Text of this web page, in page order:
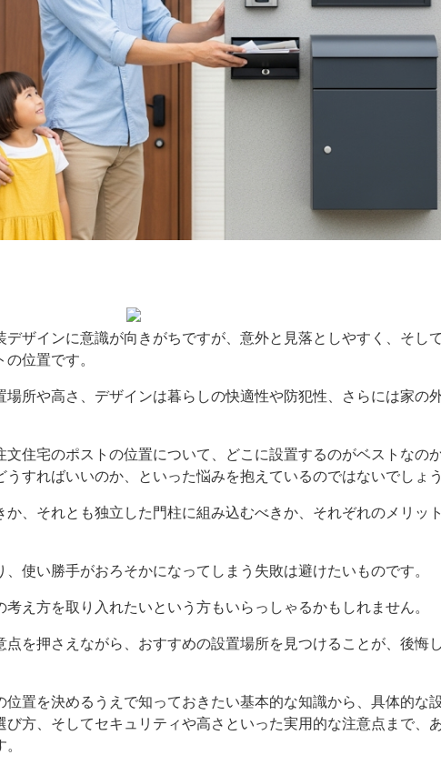
ザインに意識が向きがちですが、意外と見落としやすく、そし
位置です。
所や高さ、デザインは暮らしの快適性や防犯性、さらには家の
住宅のポストの位置について、どこに設置するのがベストなのか
すればいいのか、といった悩みを抱えているのではないでしょう
、それとも独立した門柱に組み込むべきか、それぞれのメリッ
使い勝手がおろそかになってしまう失敗は避けたいものです。
え方を取り入れたいという方もいらっしゃるかもしれません。
を押さえながら、おすすめの設置場所を見つけることが、後悔
位置を決めるうえで知っておきたい基本的な知識から、具体的な
方、そしてセキュリティや高さといった実用的な注意点まで、